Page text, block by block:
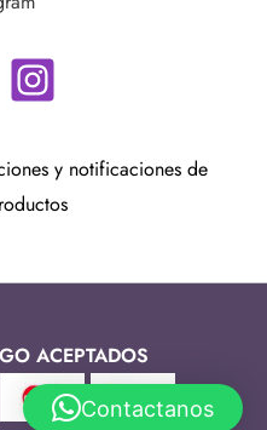
y notificaciones de
ACEPTADOS
Contactanos